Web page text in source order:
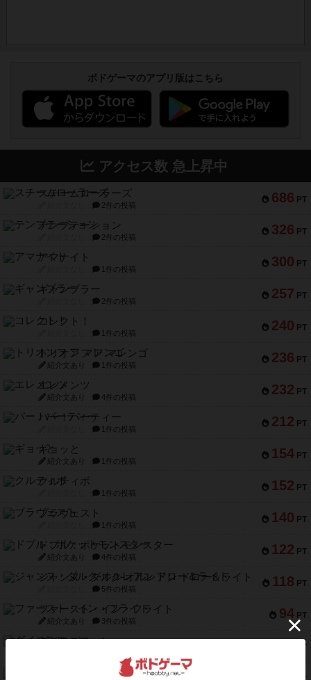
ボドゲーマのアプリ版はこちら
アクセス数 急上昇中
686 PT
スチームローラーズ
2件の投稿
326 PT
テンプテーション
2件の投稿
300 PT
アマナイト
1件の投稿
257 PT
ギャンブラー
2件の投稿
240 PT
コレクト！
1件の投稿
236 PT
トリオンフ ア マレンゴ
紹介文あり 1件の投稿
232 PT
エレメンツ
紹介文あり 4件の投稿
212 PT
バー！パーティー
1件の投稿
154 PT
ギョッと
紹介文あり 1件の投稿
152 PT
クルティボ
1件の投稿
140 PT
ブラヴェスト
1件の投稿
122 PT
ドブル：ポケットモンスター
紹介文あり 4件の投稿
118 PT
ジャンヌ・ダルク-オルレアン ドロー＆ライト
5件の投稿
94 PT
ファースト・イン・フライト
紹介文あり 3件の投稿
PT
ダイススローン
ガルフストライク